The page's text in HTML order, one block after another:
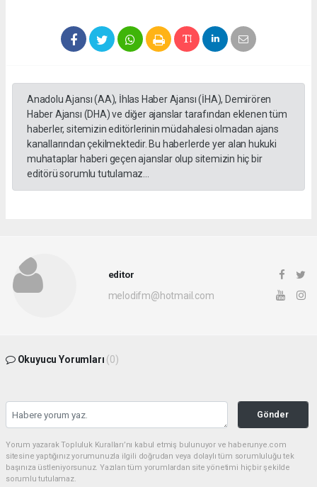
Anadolu Ajansı (AA), İhlas Haber Ajansı (İHA), Demirören
Haber Ajansı (DHA) ve diğer ajanslar tarafından eklenen tüm
haberler, sitemizin editörlerinin müdahalesi olmadan ajans
kanallarından çekilmektedir. Bu haberlerde yer alan hukuki
muhataplar haberi geçen ajanslar olup sitemizin hiç bir
editörü sorumlu tutulamaz...
editor
melodifm@hotmail.com
Okuyucu Yorumları (0)
Gönder
Yorum yazarak Topluluk Kuralları’nı kabul etmiş bulunuyor ve haberunye.com
sitesine yaptığınız yorumunuzla ilgili doğrudan veya dolaylı tüm sorumluluğu tek
başınıza üstleniyorsunuz. Yazılan tüm yorumlardan site yönetimi hiçbir şekilde
sorumlu tutulamaz.